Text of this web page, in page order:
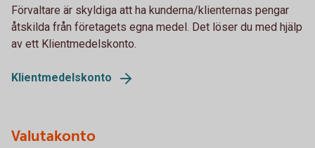
Förvaltare är skyldiga att ha kunderna/klienternas pengar
åtskilda från företagets egna medel. Det löser du med hjälp
av ett Klientmedelskonto.
Klientmedelskonto
Valutakonto